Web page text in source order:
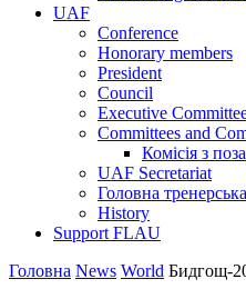
UAF
Conference
Honorary members
President
Council
Executive
Committees and
Комісія з
UAF Secretariat
Головна
History
Support FLAU
Головна News World Бидгощ-